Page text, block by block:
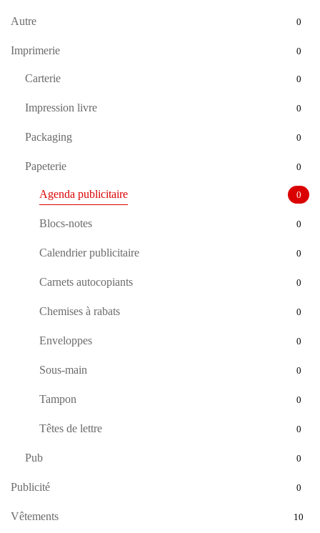
Autre 0
Imprimerie 0
Carterie 0
Impression livre 0
Packaging 0
Papeterie 0
Agenda publicitaire 0
Blocs-notes 0
Calendrier publicitaire 0
Carnets autocopiants 0
Chemises à rabats 0
Enveloppes 0
Sous-main 0
Tampon 0
Têtes de lettre 0
Pub 0
Publicité 0
Vêtements 10